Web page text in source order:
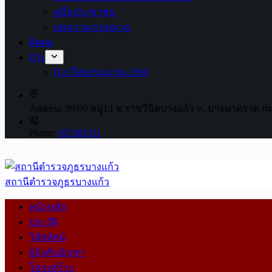
คู่มือประชาชน
บทความ/กฎหมาย
ติดต่อ
ITA
ITA ปีงบประมาณ 2569
Address: 99/99 หมู่13 ซ.ราชวินิตบางแก้ว ถ. บางนาตราด
Phone: 027403211
สถานีตำรวจภูธรบางแก้ว
หน้าหลัก
ประวัติ
วิสัยทัศน์
ผู้บังคับบัญชา
โครงสร้าง